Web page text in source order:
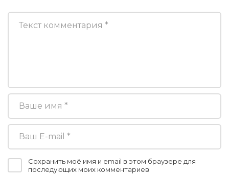
Сохранить моё имя и email в этом браузере для
последующих моих комментариев